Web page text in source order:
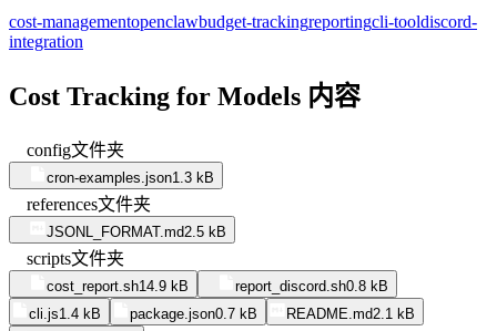
cost-managementopenclawbudget-trackingreportingcli-tooldiscord-
integration
Cost Tracking for Models 内容
config文件夹
cron-examples.json1.3 kB
references文件夹
JSONL_FORMAT.md2.5 kB
scripts文件夹
cost_report.sh14.9 kB report_discord.sh0.8 kB
cli.js1.4 kB package.json0.7 kB README.md2.1 kB